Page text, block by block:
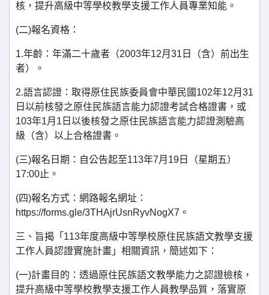
核，提升高級中等學校教學支援工作人員專業知能。
(二)報名資格：
1.年齡：年滿二十歲者（2003年12月31日（含）前出生
者）。
2.語言認證：取得原住民族委員會中華民國102年12月31
日以前核發之原住民族語言能力認證考試合格證書，或
103年1月1日以後核發之原住民族語言能力認證測驗高
級（含）以上合格證書。
(三)報名日期：自公告起至113年7月19日（星期五）
17:00止。
(四)報名方式：網路報名網址：
https://forms.gle/3THAjrUsnRyvNogX7。
三、旨揭「113年度高級中等學校原住民族語文教學支援
工作人員認證實施計畫」相關資訊，簡述如下：
(一)計畫目的：透過原住民族語文教學能力之認證檢核，
提升高級中等學校教學支援工作人員教學品質，落實原